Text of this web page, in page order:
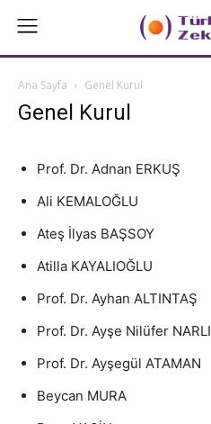
Ana Sayfa Genel Kurul
Genel Kurul
Prof. Dr. Adnan ERKUŞ
Ali KEMALOĞLU
Ateş İlyas BAŞSOY
Atilla KAYALIOĞLU
Prof. Dr. Ayhan ALTINTAŞ
Prof. Dr. Ayşe Nilüfer NARLI
Prof. Dr. Ayşegül ATAMAN
Beycan MURA